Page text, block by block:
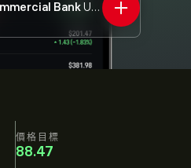
價格目標
88.47
BankUCG.MI